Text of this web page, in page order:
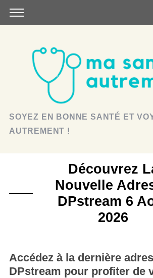
SOYEZ EN BONNE SANTÉ ET
AUTREMENT !
Découvrez
Nouvelle
DPstream 6
2026
Accédez à la dernière
DPstream pour profiter de